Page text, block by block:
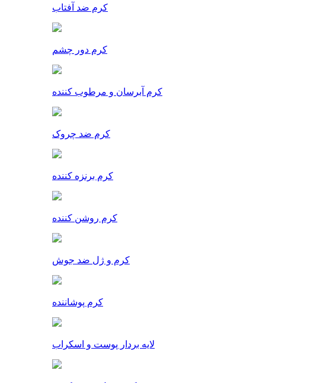
کرم ضد آفتاب
کرم دور چشم
کرم آبرسان و مرطوب کننده
کرم ضد چروک
کرم برنزه کننده
کرم روشن کننده
کرم و ژل ضد جوش
کرم پوشاننده
لایه بردار پوست و اسکراب